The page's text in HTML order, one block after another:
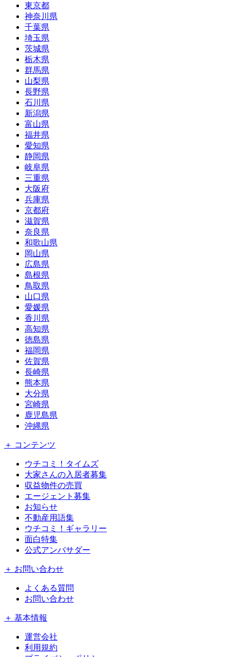
東京都
神奈川県
千葉県
埼玉県
茨城県
栃木県
群馬県
山梨県
長野県
石川県
新潟県
富山県
福井県
愛知県
静岡県
岐阜県
三重県
大阪府
兵庫県
京都府
滋賀県
奈良県
和歌山県
岡山県
広島県
島根県
鳥取県
山口県
愛媛県
香川県
高知県
徳島県
福岡県
佐賀県
長崎県
熊本県
大分県
宮崎県
鹿児島県
沖縄県
＋ コンテンツ
ウチコミ！タイムズ
大家さんの入居者募集
収益物件の売買
エージェント募集
お知らせ
不動産用語集
ウチコミ！ギャラリー
面白特集
公式アンバサダー
＋ お問い合わせ
よくある質問
お問い合わせ
＋ 基本情報
運営会社
利用規約